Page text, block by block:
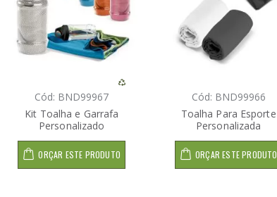
Cód: BND99967
Kit Toalha e Garrafa
Personalizado
ORÇAR ESTE PRODUTO
Cód: BND99966
Toalha Para Esporte
Personalizada
ORÇAR ESTE PRODUTO